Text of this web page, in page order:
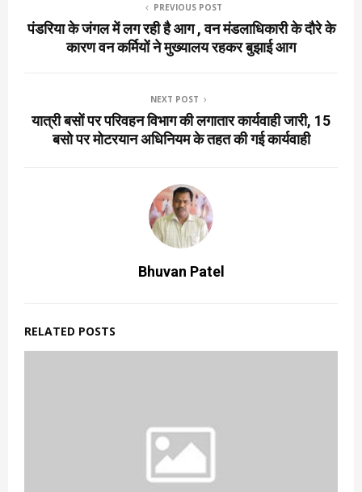
PREVIOUS POST
पंडरिया के जंगल में लग रही है आग , वन मंडलाधिकारी के दौरे के
कारण वन कर्मियों ने मुख्यालय रहकर बुझाई आग
NEXT POST
यात्री बसों पर परिवहन विभाग की लगातार कार्यवाही जारी, 15
बसो पर मोटरयान अधिनियम के तहत की गई कार्यवाही
Bhuvan Patel
RELATED POSTS